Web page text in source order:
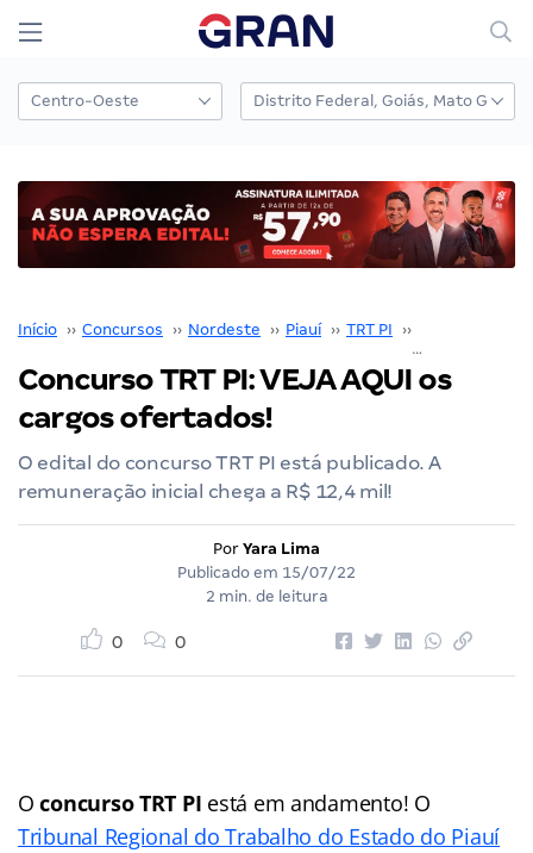
Início ›› Concursos ›› Nordeste ›› Piauí ›› TRT PI ››
Concurso TRT PI: VEJA AQUI os
cargos ofertados!
O edital do concurso TRT PI está publicado. A
remuneração inicial chega a R$ 12,4 mil!
Por Yara Lima
Publicado em 15/07/22
2 min. de leitura
0 0
Oconcurso TRT PI está em andamento! O
Tribunal Regional do Trabalho do Estado do Piauí